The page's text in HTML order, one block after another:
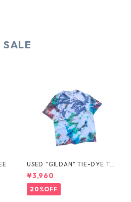
SALE
USED "GILDAN" TIE-DYE TE
E
¥3,960
20%OFF